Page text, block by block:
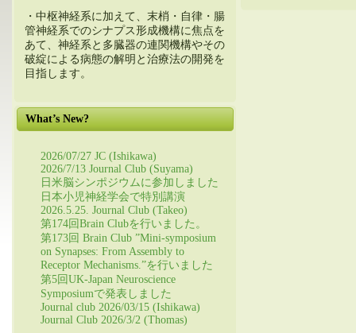
・中枢神経系に加えて、末梢・自律・腸
管神経系でのシナプス形成機構に焦点を
あて、神経系と多臓器の連関機構やその
破綻による病態の解明と治療法の開発を
目指します。
What’s New?
2026/07/27 JC (Ishikawa)
2026/7/13 Journal Club (Suyama)
日米脳シンポジウムに参加しました
日本小児神経学会で特別講演
2026.5.25. Journal Club (Takeo)
第174回Brain Clubを行いました。
第173回 Brain Club ”Mini-symposium
on Synapses: From Assembly to
Receptor Mechanisms.”を行いました
第5回UK-Japan Neuroscience
Symposiumで発表しました
Journal club 2026/03/15 (Ishikawa)
Journal Club 2026/3/2 (Thomas)